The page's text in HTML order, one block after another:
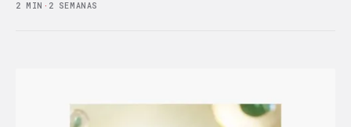
2 MIN · 2 SEMANAS